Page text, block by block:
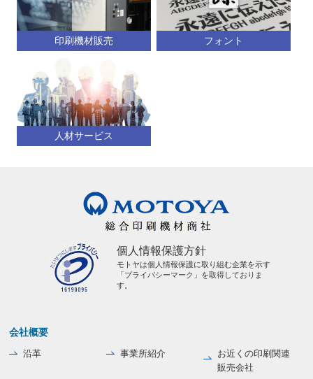
印刷機材販売 フォント
人材サービス
個人情報保護方針
モトヤは個人情報保護に取り組む企業を示す
「プライバシーマーク」を取得しておりま
す。
会社概要
沿革 事業所紹介
お近くの印刷関連
販売会社